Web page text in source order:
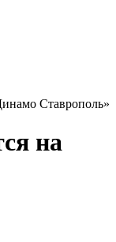
Ставрополь»
на